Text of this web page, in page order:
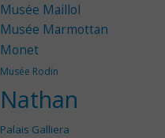
Musée Maillol
Musée Marmottan
Monet
Musée Rodin
Nathan
Palais Galliera